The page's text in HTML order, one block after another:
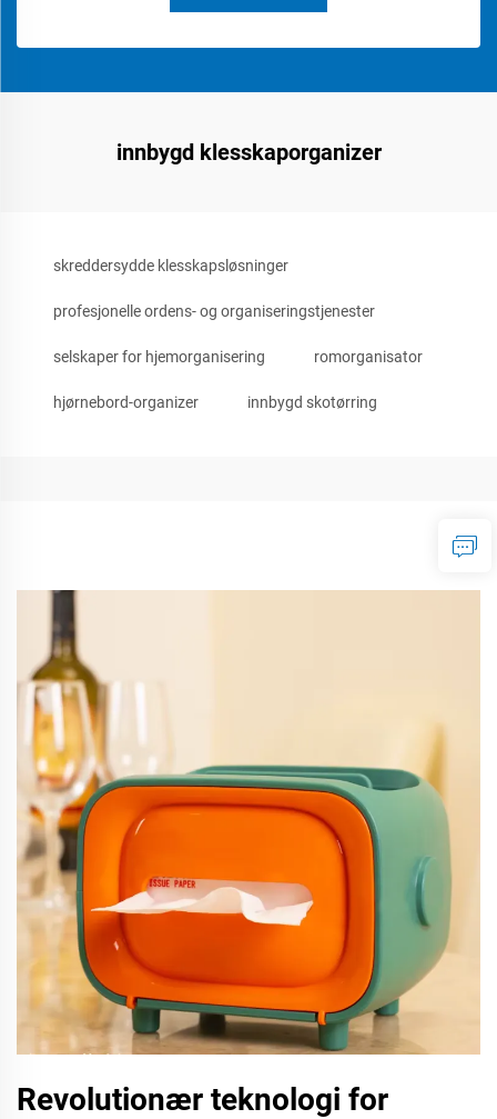
innbygd klesskaporganizer
skreddersydde klesskapsløsninger
profesjonelle ordens- og organiseringstjenester
selskaper for hjemorganisering romorganisator
hjørnebord-organizer innbygd skotørring
Revolutionær teknologi for